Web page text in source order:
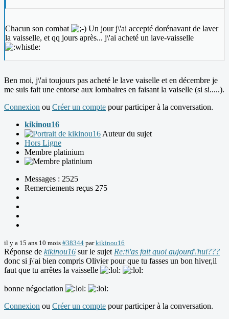
Chacun son combat
Un jour j\'ai accepté dorénavant de laver
la vaisselle, et qq jours après... j\'ai acheté un lave-vaisselle
Ben moi, j\'ai toujours pas acheté le lave vaiselle et en décembre je
me suis fait une entorse aux lombaires en faisant la vaiselle (si si.....).
Connexion ou Créer un compte pour participer à la conversation.
kikinou16
Auteur du sujet
Hors Ligne
Membre platinium
Messages : 2525
Remerciements reçus 275
il y a 15 ans 10 mois #38344 parkikinou16
Réponse de kikinou16 sur le sujet Re:t\'as fait quoi aujourd\'hui???
donc si j\'ai bien compris Olivier pour que tu fasses un bon hiver,il
faut que tu arrêtes la vaisselle
bonne négociation
Connexion ou Créer un compte pour participer à la conversation.